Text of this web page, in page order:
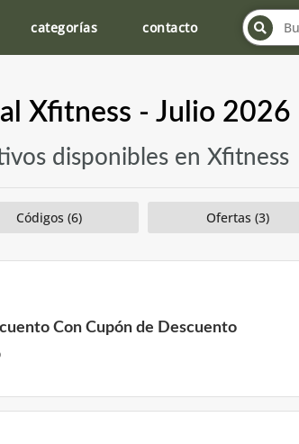
categorías contacto
Xfitness - Julio 2026
disponibles en Xfitness
Códigos (6) Ofertas (3)
Con Cupón de Descuento